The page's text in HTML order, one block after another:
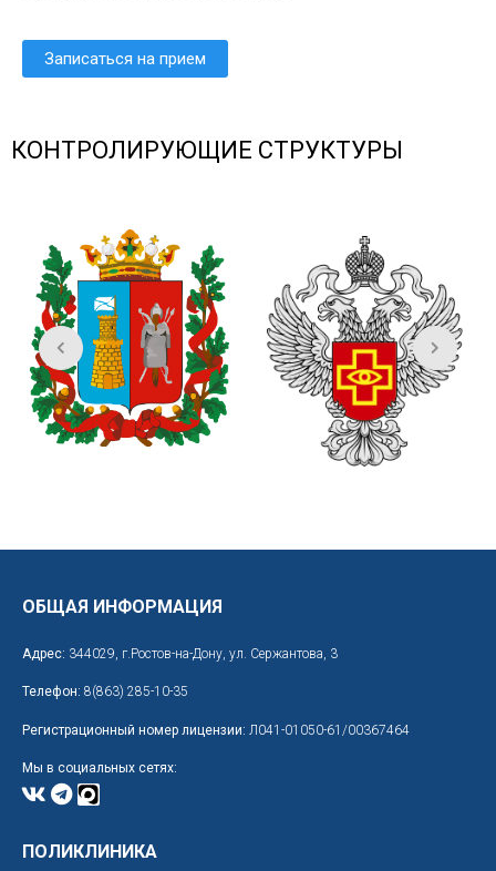
Записаться на прием
КОНТРОЛИРУЮЩИЕ СТРУКТУРЫ
ОБЩАЯ ИНФОРМАЦИЯ
Адрес: 344029, г.Ростов-на-Дону, ул. Сержантова, 3
Телефон: 8(863) 285-10-35
Регистрационный номер лицензии: Л041-01050-61/00367464
Мы в социальных сетях:
ПОЛИКЛИНИКА